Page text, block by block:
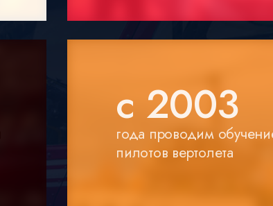
с 2003
года проводим
пилотов вертолета